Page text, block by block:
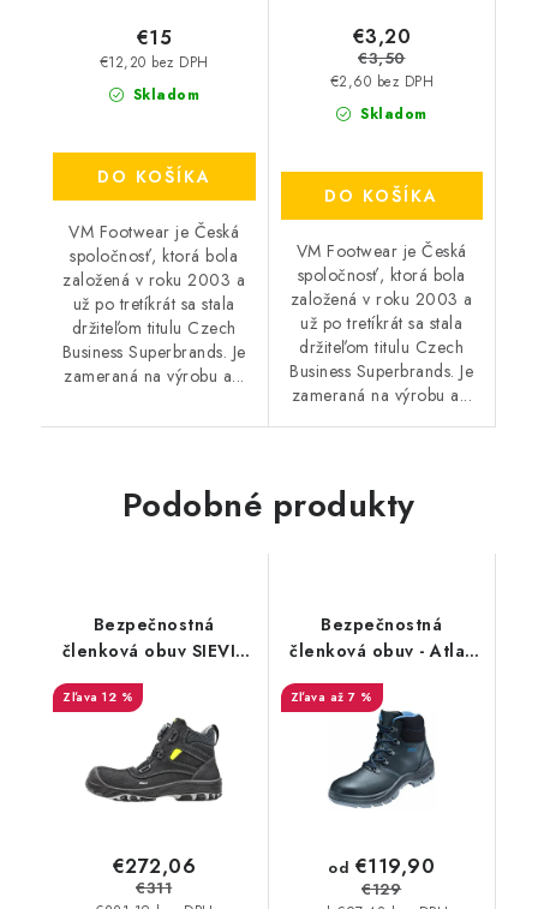
Skladom
€12,20 bez DPH
€15
DO KOŠÍKA
VM Footwear je Česká
spoločnosť, ktorá bola
založená v roku 2003 a
už po tretíkrát sa stala
držiteľom titulu Czech
Business Superbrands. Je
zameraná na výrobu a...
Skladom
€2,60 bez DPH
€3,20
€3,50
DO KOŠÍKA
VM Footwear je Česká
spoločnosť, ktorá bola
založená v roku 2003 a
už po tretíkrát sa stala
držiteľom titulu Czech
Business Superbrands. Je
zameraná na výrobu a...
Podobné produkty
Bezpečnostná
členková obuv SIEVI -
Roller High+ S3 BOA
12 %
€272,06
€311
Bezpečnostná
členková obuv - Atlas
Duo Soft 725 S3 HI
HRO W12 - čierna
36997
až 7 %
od €119,90
€129